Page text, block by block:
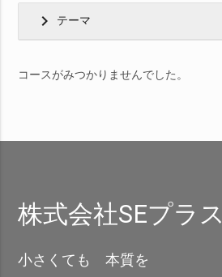
chevron_right テーマ
コースがみつかりませんでした。
株式会社SEプラス
小さくても 本質を